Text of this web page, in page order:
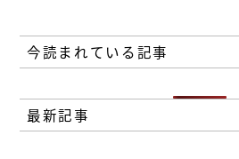
今読まれている記事
最新記事